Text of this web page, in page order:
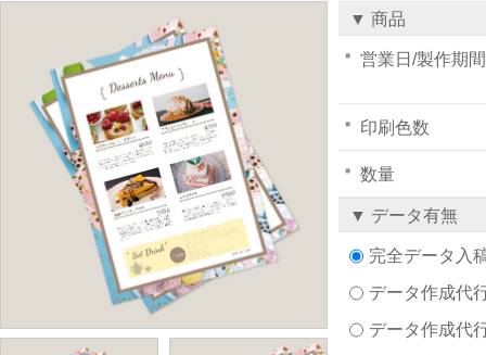
▼ 商品
営業日/製作期間
印刷色数
数量
▼ データ有無
完全データ入
データ作成代
データ作成代